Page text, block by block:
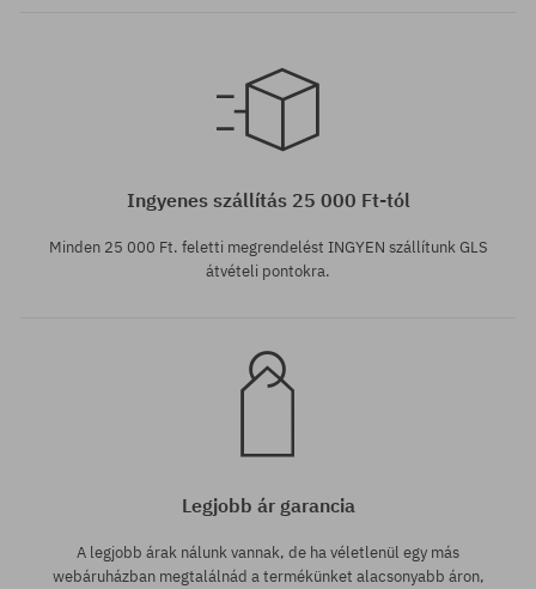
Elérhető méretek:
Ingyenes szállítás 25 000 Ft-tól
Minden 25 000 Ft. feletti megrendelést INGYEN szállítunk GLS
átvételi pontokra.
Legjobb ár garancia
A legjobb árak nálunk vannak, de ha véletlenül egy más
webáruházban megtalálnád a termékünket alacsonyabb áron,